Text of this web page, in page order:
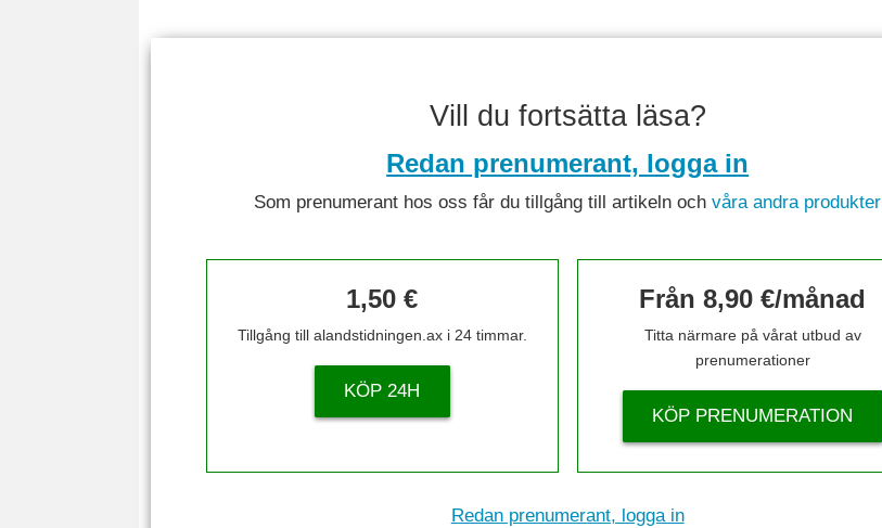
Vill du fortsätta läsa?
Redan prenumerant, logga in
Som prenumerant hos oss får du tillgång till artikeln ochvåra andra produkter
1,50 €
Tillgång till alandstidningen.ax i 24 timmar.
KÖP 24H
Från 8,90 €/månad
Titta närmare på vårat utbud av
prenumerationer
KÖP PRENUMERATION
Redan prenumerant, logga in